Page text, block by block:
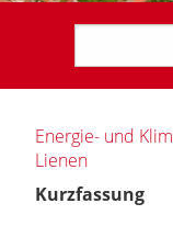
Energie- und
Lienen